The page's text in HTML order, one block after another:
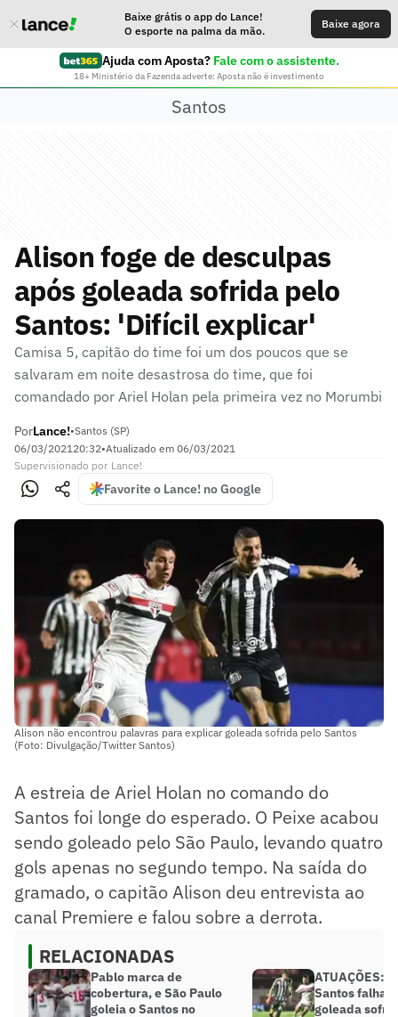
Baixe grátis o app do Lance!
O esporte na palma da mão.
Baixe agora
Ajuda com Aposta? Fale com o assistente.
18+ Ministério da Fazenda adverte: Aposta não é investimento
Santos
Alison foge de desculpas
após goleada sofrida pelo
Santos: 'Difícil explicar'
Camisa 5, capitão do time foi um dos poucos que se
salvaram em noite desastrosa do time, que foi
comandado por Ariel Holan pela primeira vez no Morumbi
PorLance!•Santos (SP)
06/03/202120:32•Atualizado em 06/03/2021
Supervisionado por Lance!
Favorite o Lance! no Google
Alison não encontrou palavras para explicar goleada sofrida pelo Santos
(Foto: Divulgação/Twitter Santos)
A estreia de Ariel Holan no comando do
Santos foi longe do esperado. O Peixe acabou
sendo goleado pelo São Paulo, levando quatro
gols apenas no segundo tempo. Na saída do
gramado, o capitão Alison deu entrevista ao
canal Premiere e falou sobre a derrota.
RELACIONADAS
Pablo marca de
cobertura, e São Paulo
goleia o Santos no
ATUAÇÕES:
Santos falha
goleada